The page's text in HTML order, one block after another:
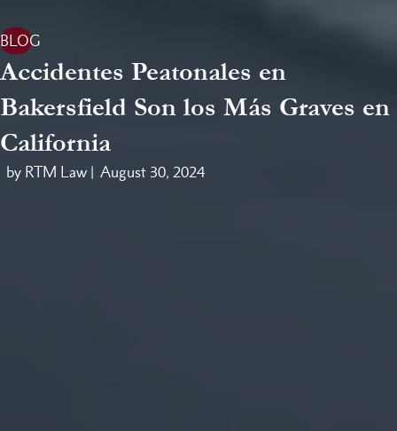
BLOG
Accidentes Peatonales en
Bakersfield Son los Más Graves en
California
by RTM Law | August 30, 2024